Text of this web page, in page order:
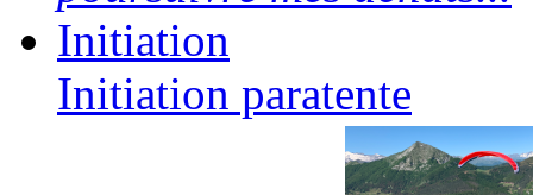
Initiation
Initiation paratente